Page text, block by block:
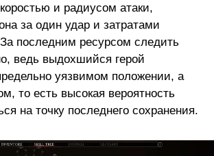
и радиусом атаки,
за один удар и затратами
последним ресурсом следить
ведь выдохшийся герой
уязвимом положении, а
то есть высокая вероятность
на точку последнего сохранения.